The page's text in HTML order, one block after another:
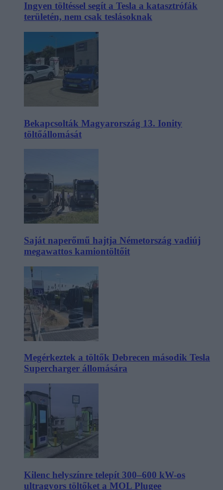
Ingyen töltéssel segít a Tesla a katasztrófák
területén, nem csak teslásoknak
Bekapcsolták Magyarország 13. Ionity
töltőállomását
Saját naperőmű hajtja Németország vadiúj
megawattos kamiontöltőit
Megérkeztek a töltők Debrecen második Tesla
Supercharger állomására
Kilenc helyszínre telepít 300–600 kW-os
ultragyors töltőket a MOL Plugee